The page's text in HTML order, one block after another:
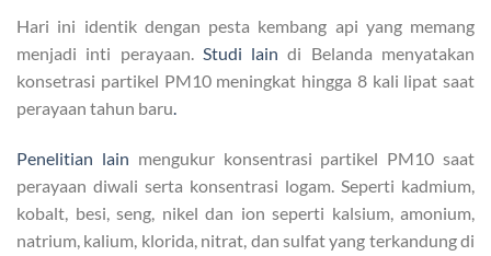
Hari ini identik dengan pesta kembang api yang memang
menjadi inti perayaan. Studi laindi Belanda menyatakan
konsetrasi partikel PM10 meningkat hingga 8 kali lipat saat
perayaan tahun baru.
Penelitian lain mengukur konsentrasi partikel PM10 saat
perayaan diwali serta konsentrasi logam. Seperti kadmium,
kobalt, besi, seng, nikel dan ion seperti kalsium, amonium,
natrium, kalium, klorida, nitrat, dan sulfat yang terkandung di